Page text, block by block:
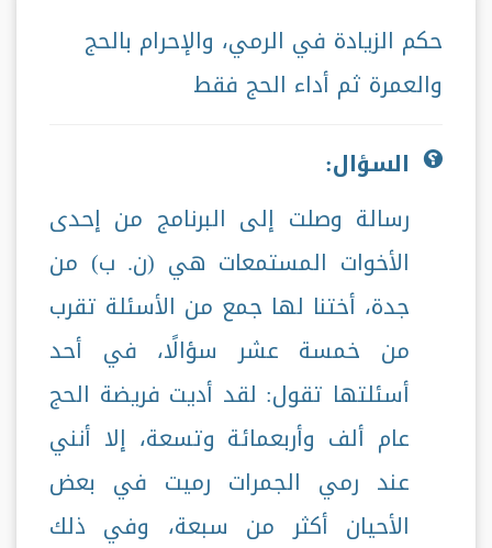
حكم الزيادة في الرمي، والإحرام بالحج
والعمرة ثم أداء الحج فقط
السؤال:
رسالة وصلت إلى البرنامج من إحدى
الأخوات المستمعات هي (ن. ب) من
جدة، أختنا لها جمع من الأسئلة تقرب
من خمسة عشر سؤالًا، في أحد
أسئلتها تقول: لقد أديت فريضة الحج
عام ألف وأربعمائة وتسعة، إلا أنني
عند رمي الجمرات رميت في بعض
الأحيان أكثر من سبعة، وفي ذلك